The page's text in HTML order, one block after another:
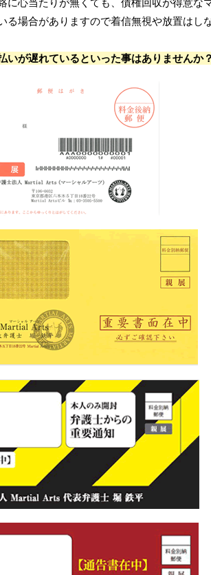
に心当たりが無くても、債権回収が得意な
る場合がありますので着信無視や放置はし
いが遅れているといった事はありませんか？